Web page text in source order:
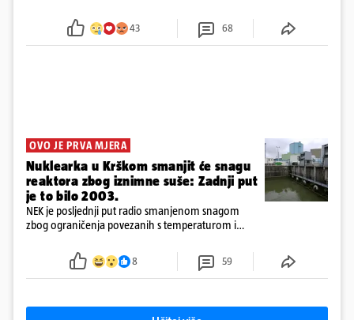
tamošnji liječnici ne vjeruju u oporavak: 'Imamo
43 68
OVO JE PRVA MJERA
Nuklearka u Krškom smanjit će snagu
reaktora zbog iznimne suše: Zadnji put
je to bilo 2003.
NEK je posljednji put radio smanjenom snagom
zbog ograničenja povezanih s temperaturom i
smanjenje snage bilo potrebno više od 90 dana.
8 59